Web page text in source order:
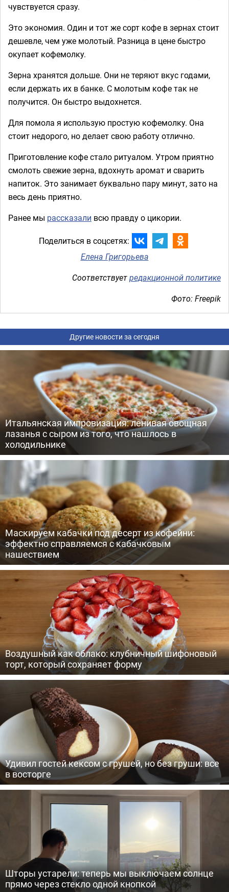
чувствуется сразу.
Это экономия. Один и тот же сорт кофе в зернах стоит
дешевле, чем уже молотый. Разница в цене быстро
окупает кофемолку.
Зерна хранятся дольше. Они не теряют вкус годами,
если держать их в банке. С молотым кофе так не
получится. Он быстро выдохнется.
Для помола я использую простую кофемолку. Она
стоит недорого, но делает свою работу отлично.
Приготовление кофе стало ритуалом. Утром приятно
смолоть свежие зерна, вдохнуть аромат и сварить
напиток. Это занимает буквально пару минут, зато на
весь день приятно.
Ранее мы рассказали всю правду о цикории.
Поделиться в соцсетях:
Елена Григорьева
Соответствуетредакционной политике
Фото: Freepik
Другие новости за сегодня
Итальянская импровизация: ленивая овощная
лазанья с сыром из того, что нашлось в
холодильнике
Маскируем кабачки под десерт из кофейни:
эффектно справляемся с кабачковым
нашествием
Воздушный как облако: клубничный шифоновый
торт, который сохраняет форму
Удивил гостей кексом с грушей, но без груши: все
в восторге
Шторы устарели: теперь мы выключаем солнце
прямо через стекло одной кнопкой